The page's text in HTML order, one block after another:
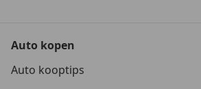
Auto kopen
Auto kooptips